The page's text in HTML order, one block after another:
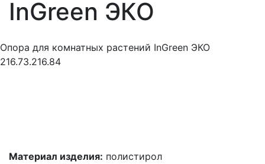
InGreen ЭКО
Опора для комнатных растений InGreen ЭКО
216.73.216.84
Материал изделия: полистирол